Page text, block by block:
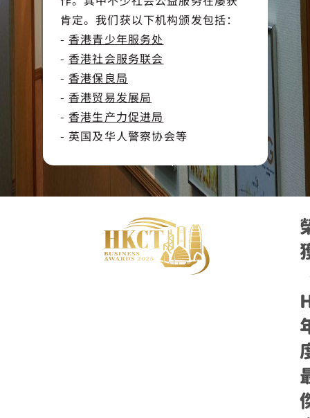
肯定。我们获以下机构颁发包括：
- 香港青少年服务处
- 香港社会服务联会
- 香港保良局
- 香港贸易发展局
- 香港生产力促进局
- 英国及华人警察协会等